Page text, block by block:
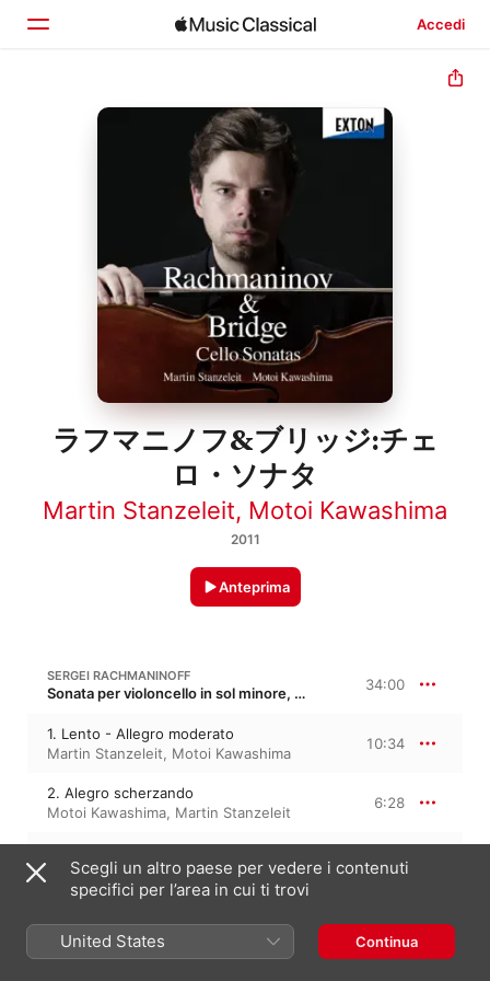
Accedi
Home
ラフマニノフ&ブリッジ:チェ
ロ・ソナタ
Martin Stanzeleit, Motoi Kawashima
2011
Anteprima
SERGEI RACHMANINOFF
Sonata per violoncello in sol minore, Op. 19 34:00
1. Lento - Allegro moderato
Martin Stanzeleit, Motoi Kawashima
10:34
2. Alegro scherzando
Motoi Kawashima, Martin Stanzeleit
6:28
Martin Stanzeleit,Motoi Kawashima
6:05
Motoi Kawashima,Martin Stanzeleit
10:51
Scegli un altro paese per vedere i contenuti
specifici per l’area in cui ti trovi
United States Continua